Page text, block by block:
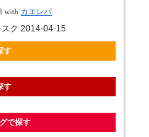
with カエレバ
ク 2014-04-15
す
す
で探す